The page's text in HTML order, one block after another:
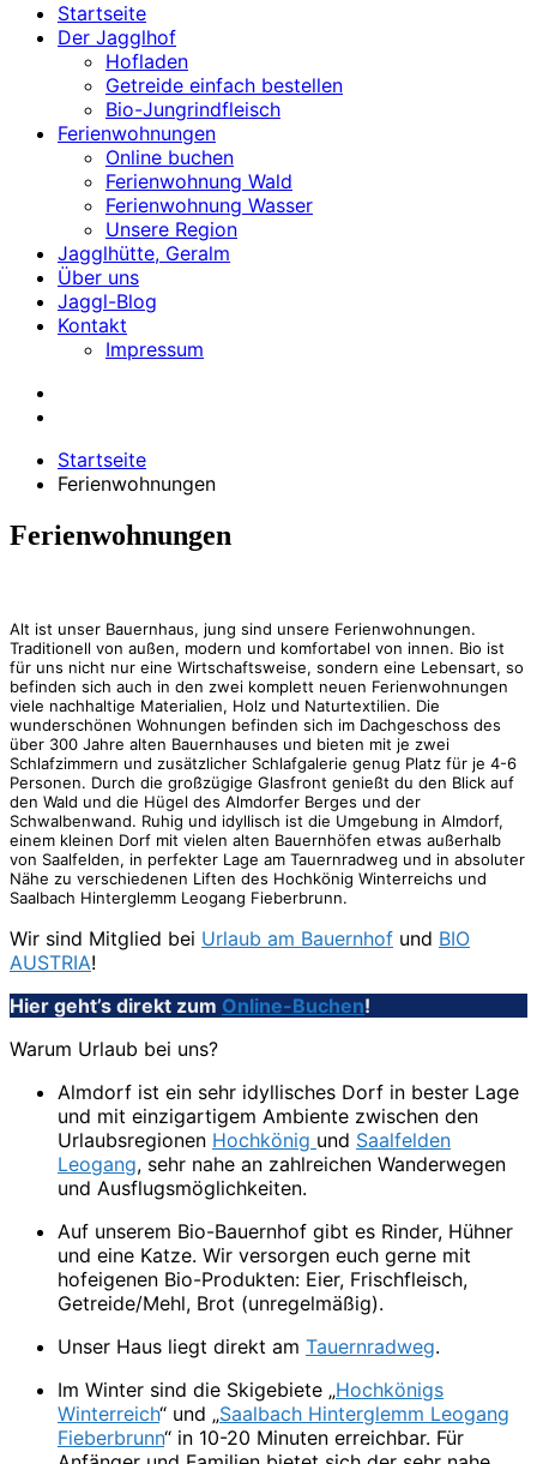
Startseite
Der Jagglhof
Hofladen
Getreide einfach bestellen
Bio-Jungrindfleisch
Ferienwohnungen
Online buchen
Ferienwohnung Wald
Ferienwohnung Wasser
Unsere Region
Jagglhütte, Geralm
Über uns
Jaggl-Blog
Kontakt
Impressum
Startseite
Ferienwohnungen
Ferienwohnungen
Alt ist unser Bauernhaus, jung sind unsere Ferienwohnungen.
Traditionell von außen, modern und komfortabel von innen. Bio ist
für uns nicht nur eine Wirtschaftsweise, sondern eine Lebensart, so
befinden sich auch in den zwei komplett neuen Ferienwohnungen
viele nachhaltige Materialien, Holz und Naturtextilien. Die
wunderschönen Wohnungen befinden sich im Dachgeschoss des
über 300 Jahre alten Bauernhauses und bieten mit je zwei
Schlafzimmern und zusätzlicher Schlafgalerie genug Platz für je 4-6
Personen. Durch die großzügige Glasfront genießt du den Blick auf
den Wald und die Hügel des Almdorfer Berges und der
Schwalbenwand. Ruhig und idyllisch ist die Umgebung in Almdorf,
einem kleinen Dorf mit vielen alten Bauernhöfen etwas außerhalb
von Saalfelden, in perfekter Lage am Tauernradweg und in absoluter
Nähe zu verschiedenen Liften des Hochkönig Winterreichs und
Saalbach Hinterglemm Leogang Fieberbrunn.
Wir sind Mitglied bei Urlaub am Bauernhof und BIO
AUSTRIA!
Hier geht’s direkt zum Online-Buchen!
Warum Urlaub bei uns?
Almdorf ist ein sehr idyllisches Dorf in bester Lage
und mit einzigartigem Ambiente zwischen den
Urlaubsregionen Hochkönig und Saalfelden
Leogang, sehr nahe an zahlreichen Wanderwegen
und Ausflugsmöglichkeiten.
Auf unserem Bio-Bauernhof gibt es Rinder, Hühner
und eine Katze. Wir versorgen euch gerne mit
hofeigenen Bio-Produkten: Eier, Frischfleisch,
Getreide/Mehl, Brot (unregelmäßig).
Unser Haus liegt direkt am Tauernradweg.
Im Winter sind die Skigebiete „Hochkönigs
Winterreich“ und „Saalbach Hinterglemm Leogang
Fieberbrunn“ in 10-20 Minuten erreichbar. Für